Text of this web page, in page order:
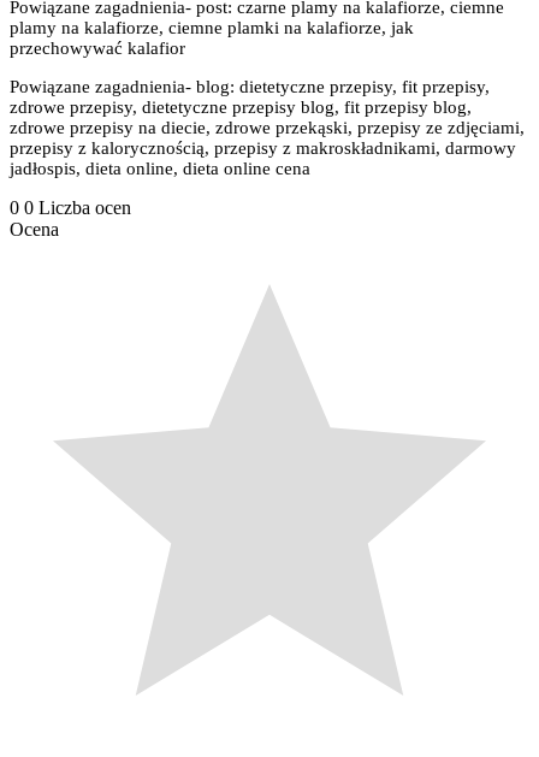
Powiązane zagadnienia- post: czarne plamy na kalafiorze, ciemne
plamy na kalafiorze, ciemne plamki na kalafiorze, jak
przechowywać kalafior
Powiązane zagadnienia- blog: dietetyczne przepisy, fit przepisy,
zdrowe przepisy, dietetyczne przepisy blog, fit przepisy blog,
zdrowe przepisy na diecie, zdrowe przekąski, przepisy ze zdjęciami,
przepisy z kalorycznością, przepisy z makroskładnikami, darmowy
jadłospis, dieta online, dieta online cena
0 0 Liczba ocen
Ocena